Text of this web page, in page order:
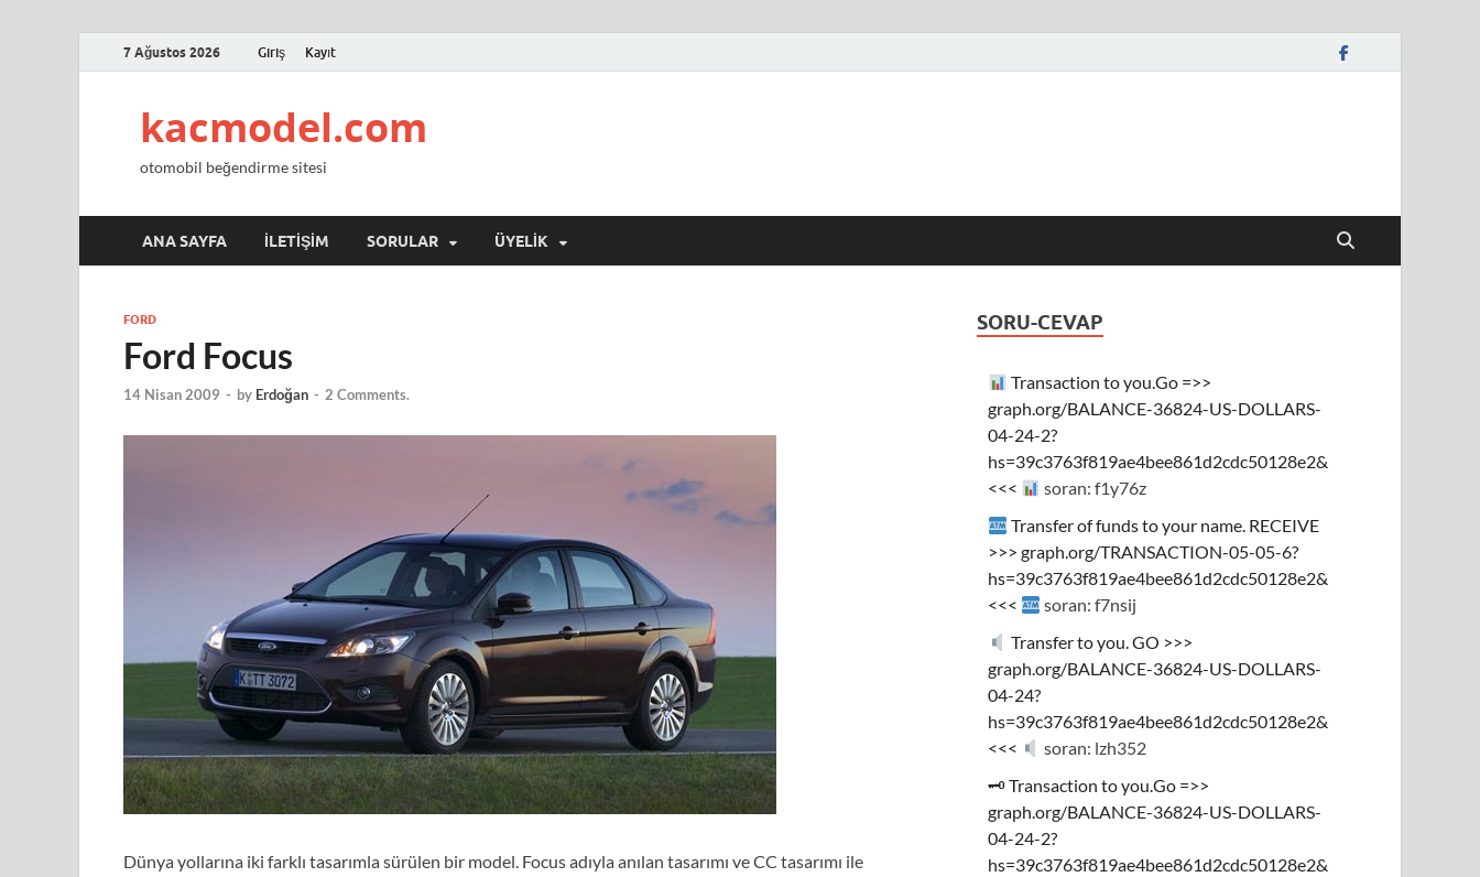
7 Ağustos 2026 Giriş Kayıt
kacmodel.com
otomobil beğendirme sitesi
ANA SAYFA İLETIŞIM SORULAR ÜYELIK
FORD
Ford Focus
14 Nisan 2009 - by Erdoğan - 2 Comments.
Dünya yollarına iki farklı tasarımla sürülen bir model. Focus adıyla anılan tasarımı ve CC tasarımı ile
SORU-CEVAP
Transaction to you.Go =>>
graph.org/BALANCE-36824-US-DOLLARS-
04-24-2?
hs=39c3763f819ae4bee861d2cdc50128e2&
<<<
soran: f1y76z
Transfer of funds to your name. RECEIVE
>>> graph.org/TRANSACTION-05-05-6?
hs=39c3763f819ae4bee861d2cdc50128e2&
<<<
soran: f7nsij
Transfer to you. GO >>>
graph.org/BALANCE-36824-US-DOLLARS-
04-24?
hs=39c3763f819ae4bee861d2cdc50128e2&
<<<
soran: lzh352
🗝 Transaction to you.Go =>>
graph.org/BALANCE-36824-US-DOLLARS-
04-24-2?
hs=39c3763f819ae4bee861d2cdc50128e2&